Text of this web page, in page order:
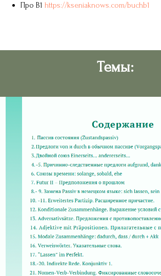
Про В1 https://kseniaknows.com/buchb1
Темы: